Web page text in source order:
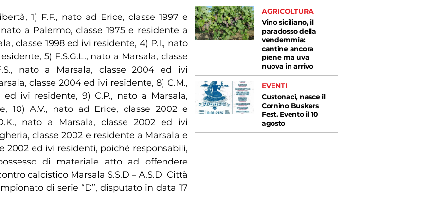
1) F.F., nato ad Erice, classe 1997 e
a Palermo, classe 1975 e residente a
classe 1998 ed ivi residente, 4) P.I., nato
5) F.S.G.L., nato a Marsala, classe
nato a Marsala, classe 2004 ed ivi
classe 2004 ed ivi residente, 8) C.M.,
ivi residente, 9) C.P., nato a Marsala,
10) A.V., nato ad Erice, classe 2002 e
nato a Marsala, classe 2002 ed ivi
classe 2002 e residente a Marsala e
2002 ed ivi residenti, poiché responsabili,
di materiale atto ad offendere
calcistico Marsala S.S.D – A.S.D. Città
di serie “D”, disputato in data 17
AGRICOLTURA
Vino siciliano, il
paradosso della
vendemmia:
cantine ancora
piene ma uva
nuova in arrivo
EVENTI
Custonaci, nasce il
Cornino Buskers
Fest. Evento il 10
agosto